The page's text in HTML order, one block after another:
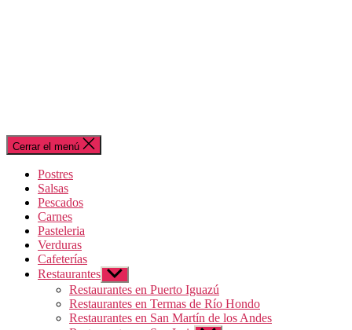
Cerrar el menú
Postres
Salsas
Pescados
Carnes
Pasteleria
Verduras
Cafeterías
Restaurantes Mostrar
el
submenú
Restaurantes en Puerto Iguazú
Restaurantes en Termas de Río Hondo
Restaurantes en San Martín de los Andes